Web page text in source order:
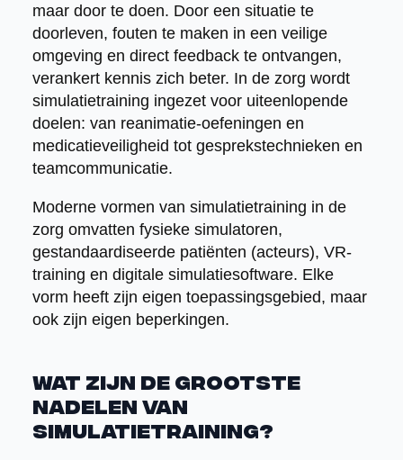
maar door te doen. Door een situatie te
doorleven, fouten te maken in een veilige
omgeving en direct feedback te ontvangen,
verankert kennis zich beter. In de zorg wordt
simulatietraining ingezet voor uiteenlopende
doelen: van reanimatie-oefeningen en
medicatieveiligheid tot gesprekstechnieken en
teamcommunicatie.
Moderne vormen van simulatietraining in de
zorg omvatten fysieke simulatoren,
gestandaardiseerde patiënten (acteurs), VR-
training en digitale simulatiesoftware. Elke
vorm heeft zijn eigen toepassingsgebied, maar
ook zijn eigen beperkingen.
Wat zijn de grootste
nadelen van
simulatietraining?